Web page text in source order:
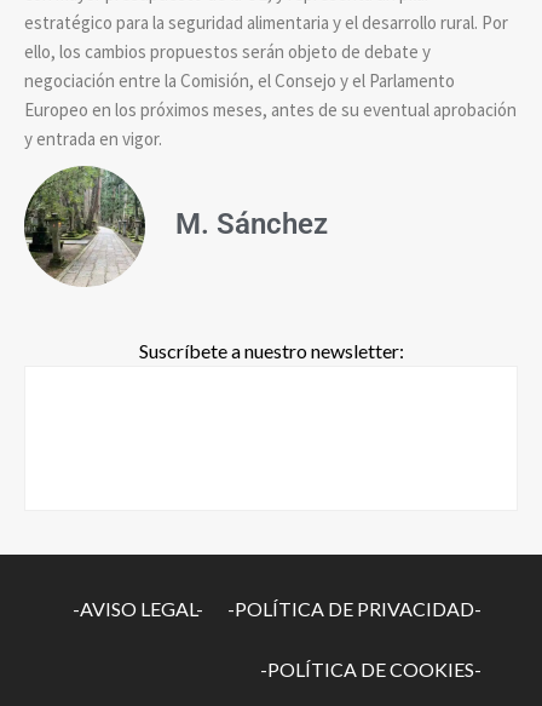
estratégico para la seguridad alimentaria y el desarrollo rural. Por
ello, los cambios propuestos serán objeto de debate y
negociación entre la Comisión, el Consejo y el Parlamento
Europeo en los próximos meses, antes de su eventual aprobación
y entrada en vigor.
M. Sánchez
Suscríbete a nuestro newsletter:
-AVISO LEGAL- -POLÍTICA DE PRIVACIDAD-
-POLÍTICA DE COOKIES-